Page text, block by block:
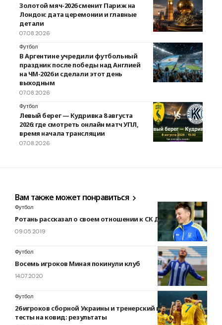
Золотой мяч-2026 сменит Париж на
Лондон: дата церемонии и главные
детали
07.08.2026
Футбол
В Аргентине учредили футбольный
праздник после победы над Англией
на ЧМ-2026 и сделали этот день
выходным
07.08.2026
Футбол
Левый берег — Кудривка 8 августа
2026: где смотреть онлайн матч УПЛ,
время начала трансляции
07.08.2026
Вам также может понравиться
Футбол
Ротань рассказал о своем отношении к СК Днепр-1
09.05.2019
Футбол
Восемь игроков Миная покинули клуб
14.07.2020
Футбол
26 игроков сборной Украины и тренерский штаб сдали
тесты на ковид: результаты